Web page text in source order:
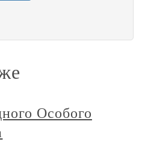
Особого